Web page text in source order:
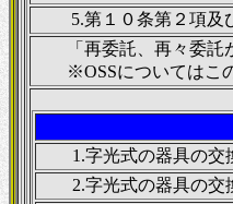
5.第１０条第２項及
「再委託、再々委託が
※OSSについてはこの
1.字光式の器具の交
2.字光式の器具の交